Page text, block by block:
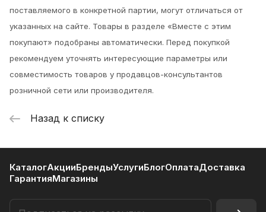
поставляемого в конкретной партии, могут отличаться от
указанных на сайте. Товары в разделе «Вместе с этим
покупают» подобраны автоматически. Перед покупкой
рекомендуем уточнять интересующие параметры или
совместимость товаров у продавцов-консультантов
розничной сети или производителя.
Назад к списку
КаталогАкцииБрендыУслугиБлогОплатаДоставка
ГарантияМагазины